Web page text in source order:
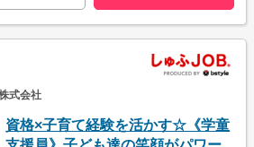
式会社
資格×子育て経験を活かす☆《学童